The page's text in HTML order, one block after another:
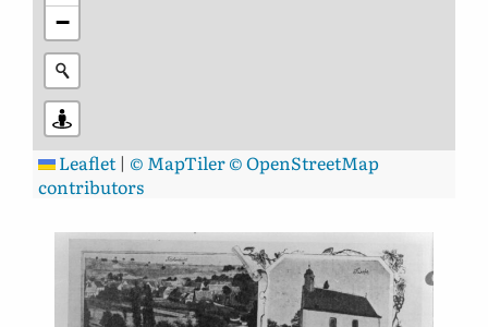
−
Leaflet | © MapTiler© OpenStreetMap
contributors